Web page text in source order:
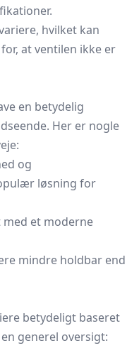
hvilket kan
at ventilen ikke er
en betydelig
Her er nogle
og
løsning for
et moderne
mindre holdbar end
betydeligt baseret
generel oversigt: